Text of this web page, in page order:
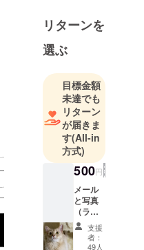
いかと言わ
ロジェクト
た。
動画作成
は、あれっ
きーの様、
漫画はNokko
様のご好意
によりご製
作いただき
ました。
リターンを
選ぶ
目標金額
未達でも
リターン
が届きま
す(All-in
方式)
500円
メール
と写真
（ラン
ダム）
をお送
りしま
支援
者：
49人